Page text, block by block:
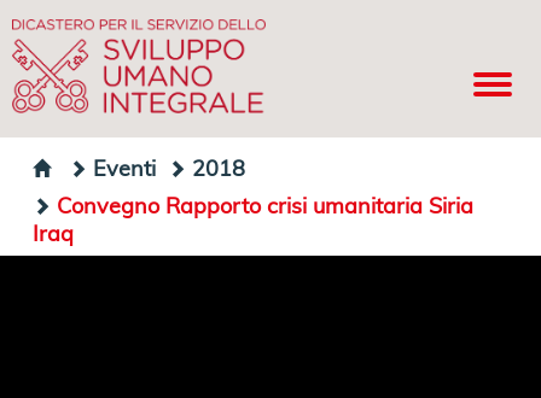
Eventi
2018
Convegno Rapporto crisi umanitaria Siria
Iraq